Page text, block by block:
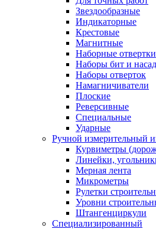
Звездообразные
Индикаторные
Крестовые
Магнитные
Наборные отвертки
Наборы бит и
Наборы отверток
Намагничиватели
Плоские
Реверсивные
Специальные
Ударные
Ручной измерительный
Курвиметры
Линейки,
Мерная лента
Микрометры
Рулетки
Уровни
Штангенциркули
Специализированный